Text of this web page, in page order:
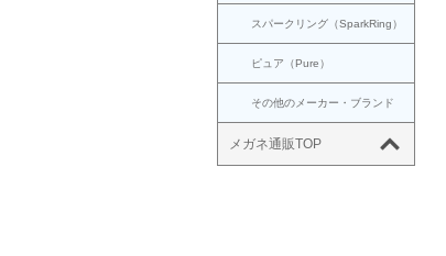
スパークリング（SparkRing）
ピュア（Pure）
その他のメーカー・ブランド
メガネ通販TOP